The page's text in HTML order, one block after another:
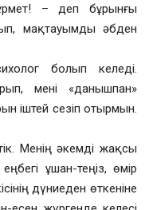
– деп бұрынғы
мақтауымды әбден
болып келеді.
мені «данышпан»
іштей сезіп отырмын.
Менің әкемді жақсы
еңбегі ұшан-теңіз, өмір
дүниеден өткеніне